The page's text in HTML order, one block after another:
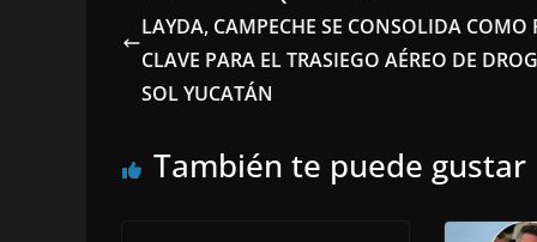
LAYDA, CAMPECHE SE CONSOLIDA COMO
CLAVE PARA EL TRASIEGO AÉREO DE
SOL YUCATÁN
También te puede gustar